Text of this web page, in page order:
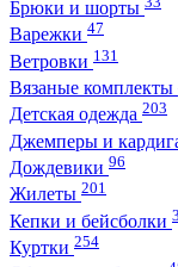
Брюки и шорты
Варежки 47
Ветровки 131
Вязаные комплекты
Детская одежда 203
Джемперы и
Дождевики 96
Жилеты 201
Кепки и бейсболки
Куртки 254